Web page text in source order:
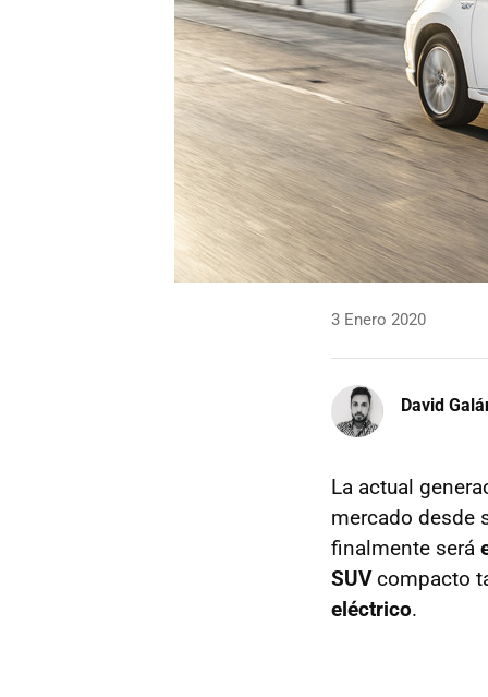
3 Enero 2020
David
La actual
mercado desde
finalmente será
SUVcompacto
eléctrico.